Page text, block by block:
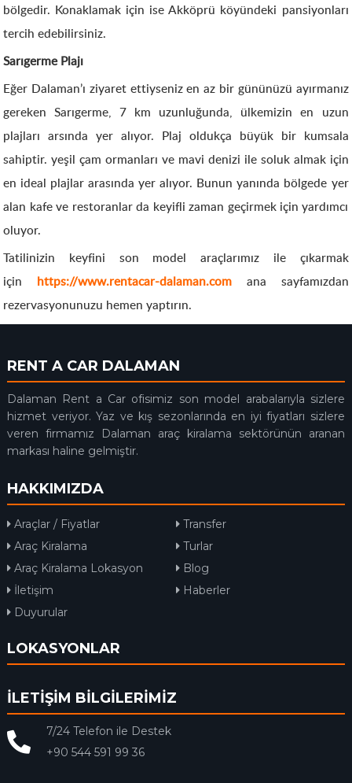
bölgedir. Konaklamak için ise Akköprü köyündeki pansiyonları
tercih edebilirsiniz.
Sarıgerme Plajı
Eğer Dalaman’ı ziyaret ettiyseniz en az bir gününüzü ayırmanız
gereken Sarıgerme, 7 km uzunluğunda, ülkemizin en uzun
plajları arsında yer alıyor. Plaj oldukça büyük bir kumsala
sahiptir. yeşil çam ormanları ve mavi denizi ile soluk almak için
en ideal plajlar arasında yer alıyor. Bunun yanında bölgede yer
alan kafe ve restoranlar da keyifli zaman geçirmek için yardımcı
oluyor.
Tatilinizin keyfini son model araçlarımız ile çıkarmak
için https://www.rentacar-dalaman.com
ana sayfamızdan
rezervasyonunuzu hemen yaptırın.
RENT A CAR DALAMAN
Dalaman Rent a Car ofisimiz son model arabalarıyla sizlere
hizmet veriyor. Yaz ve kış sezonlarında en iyi fiyatları sizlere
veren firmamız Dalaman araç kiralama sektörünün aranan
markası haline gelmiştir.
HAKKIMIZDA
Araçlar / Fiyatlar
Transfer
Araç Kiralama
Turlar
Araç Kiralama Lokasyon
Blog
İletişim
Haberler
Duyurular
LOKASYONLAR
İLETİŞİM BİLGİLERİMİZ
7/24 Telefon ile Destek
+90 544 591 99 36